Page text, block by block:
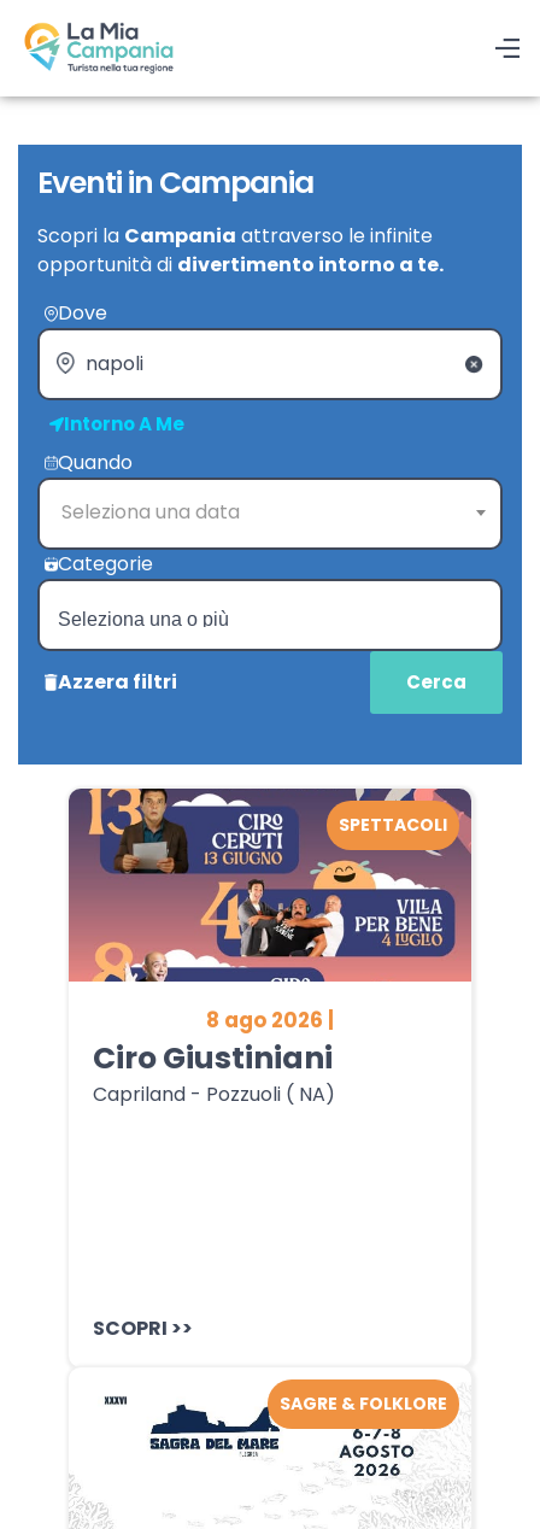
Eventi in Campania
Scopri la Campania attraverso le infinite
opportunità di divertimento intorno a te.
Dove
Intorno A Me
Quando
Seleziona una data
Categorie
Azzera filtri
8 ago 2026 |
Ciro Giustiniani
Capriland - Pozzuoli ( NA)
SCOPRI >>
SPETTACOLI
SAGRE & FOLKLORE